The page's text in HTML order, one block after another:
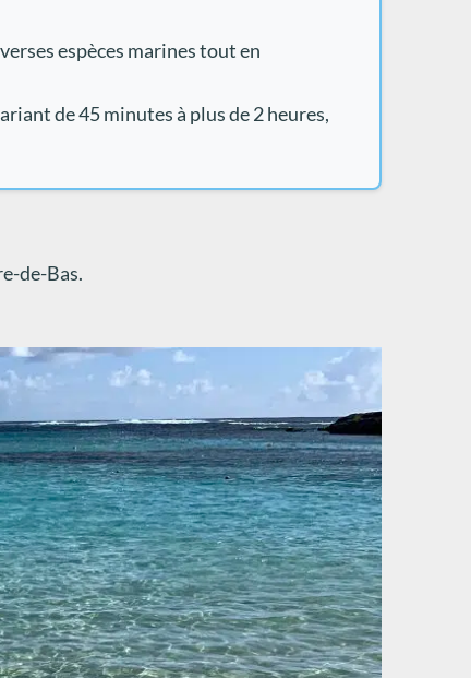
espèces marines tout en
de 45 minutes à plus de 2 heures,
de-Bas.